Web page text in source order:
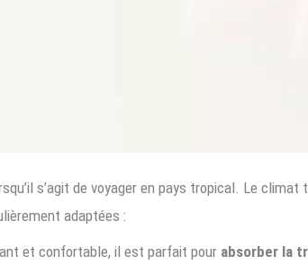
s’agit de voyager en pays tropical. Le
adaptées :
et confortable, il est parfait pour absorber la